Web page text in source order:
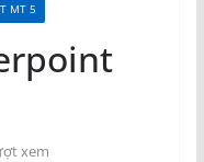
MT 5
xem